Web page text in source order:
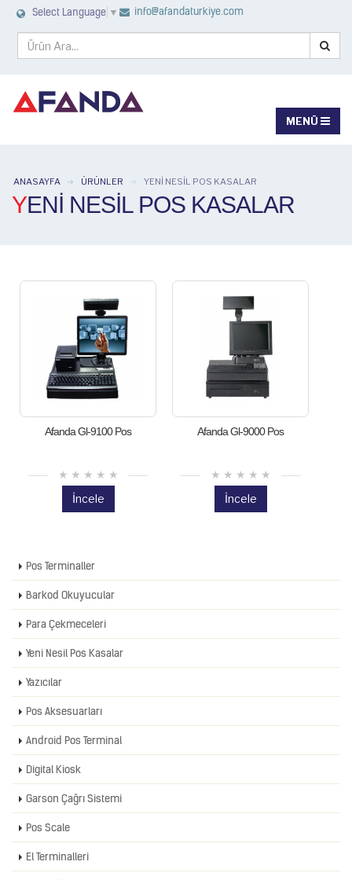
Select Language ▼ info@afandaturkiye.com
ANASAYFA ÜRÜNLER YENI NESIL POS KASALAR
YENI NESIL POS KASALAR
Afanda Gl-9100 Pos
İncele
Afanda Gl-9000 Pos
İncele
Pos Terminaller
Barkod Okuyucular
Para Çekmeceleri
Yeni Nesil Pos Kasalar
Yazıcılar
Pos Aksesuarları
Android Pos Terminal
Digital Kiosk
Garson Çağrı Sistemi
Pos Scale
El Terminalleri